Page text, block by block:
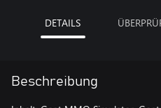
DETAILS
Beschreibung